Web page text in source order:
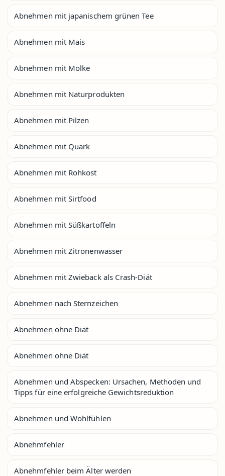
Abnehmen mit japanischem grünen Tee
Abnehmen mit Mais
Abnehmen mit Molke
Abnehmen mit Naturprodukten
Abnehmen mit Pilzen
Abnehmen mit Quark
Abnehmen mit Rohkost
Abnehmen mit Sirtfood
Abnehmen mit Süßkartoffeln
Abnehmen mit Zitronenwasser
Abnehmen mit Zwieback als Crash-Diät
Abnehmen nach Sternzeichen
Abnehmen ohne Diät
Abnehmen ohne Diät
Abnehmen und Abspecken: Ursachen, Methoden und
Tipps für eine erfolgreiche Gewichtsreduktion
Abnehmen und Wohlfühlen
Abnehmfehler
Abnehmfehler beim Älter werden